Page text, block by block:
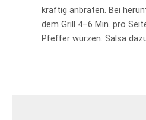
kräftig anbraten. Bei
dem Grill 4–6 Min. pro
Pfeffer würzen. Salsa